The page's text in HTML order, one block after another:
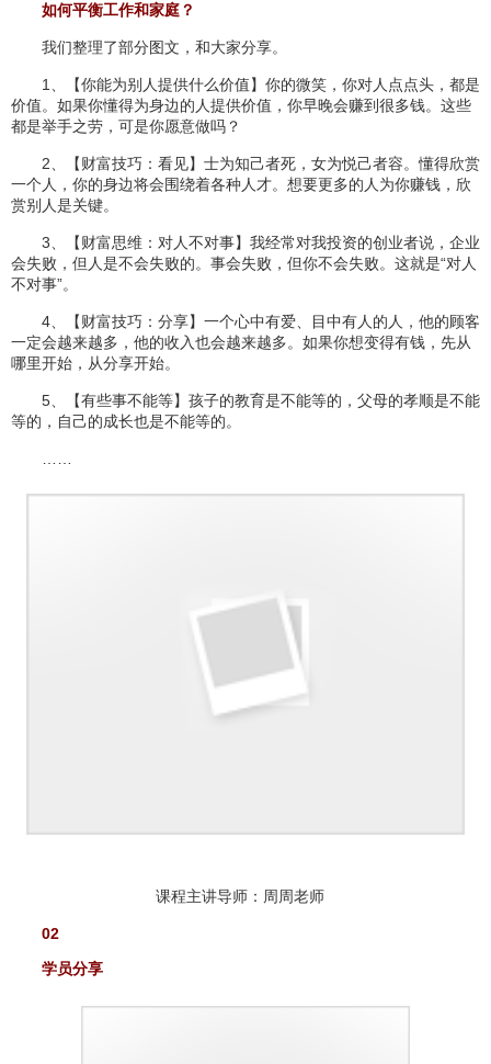
如何平衡工作和家庭？
我们整理了部分图文，和大家分享。
1、【你能为别人提供什么价值】你的微笑，你对人点点头，都是
价值。如果你懂得为身边的人提供价值，你早晚会赚到很多钱。这些
都是举手之劳，可是你愿意做吗？
2、【财富技巧：看见】士为知己者死，女为悦己者容。懂得欣赏
一个人，你的身边将会围绕着各种人才。想要更多的人为你赚钱，欣
赏别人是关键。
3、【财富思维：对人不对事】我经常对我投资的创业者说，企业
会失败，但人是不会失败的。事会失败，但你不会失败。这就是“对人
不对事”。
4、【财富技巧：分享】一个心中有爱、目中有人的人，他的顾客
一定会越来越多，他的收入也会越来越多。如果你想变得有钱，先从
哪里开始，从分享开始。
5、【有些事不能等】孩子的教育是不能等的，父母的孝顺是不能
等的，自己的成长也是不能等的。
……
课程主讲导师：周周老师
02
学员分享